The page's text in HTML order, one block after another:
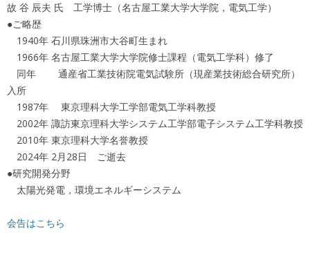
故 谷 辰夫 氏 工学博士（名古屋工業大学大学院，電気工学）
●ご略歴
1940年 石川県珠洲市大谷町生まれ
1966年 名古屋工業大学大学院修士課程（電気工学科）修了
同年 通産省工業技術院電気試験所（現産業技術総合研究所）
入所
1987年 東京理科大学工学部電気工学科教授
2002年 諏訪東京理科大学システム工学部電子システム工学科教授
2010年 東京理科大学名誉教授
2024年 2月28日 ご逝去
●研究開発分野
太陽光発電，環境エネルギーシステム
会告はこちら